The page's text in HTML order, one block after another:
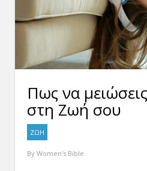
Πως να
στη Ζωή σου
ΖΩΗ
By Women's Bible